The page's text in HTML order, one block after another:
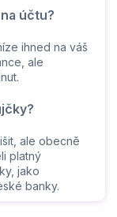
účtu?
ihned na váš
ale
ale obecně
platný
jako
banky.